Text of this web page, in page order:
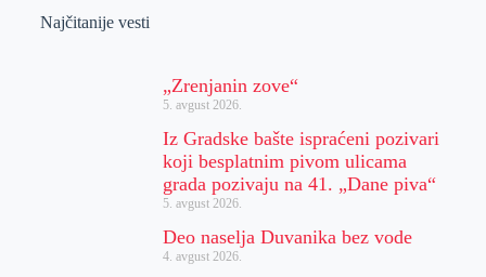
Najčitanije vesti
„Zrenjanin zove“
5. avgust 2026.
Iz Gradske bašte ispraćeni pozivari
koji besplatnim pivom ulicama
grada pozivaju na 41. „Dane piva“
5. avgust 2026.
Deo naselja Duvanika bez vode
4. avgust 2026.